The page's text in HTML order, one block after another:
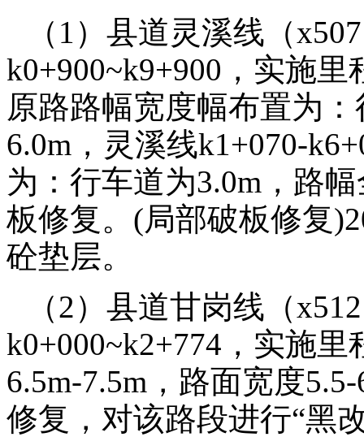
（1）县道灵溪线（
k0+900~k9+900，实施
原路路幅宽度幅布置为
6.0m，灵溪线k1+070-
为：行车道为3.0m，路
板修复。(局部破板修复
砼垫层。
（2）县道甘岗线（
k0+000~k2+774，实施
6.5m-7.5m，路面宽度
修复，对该路段进行“黑